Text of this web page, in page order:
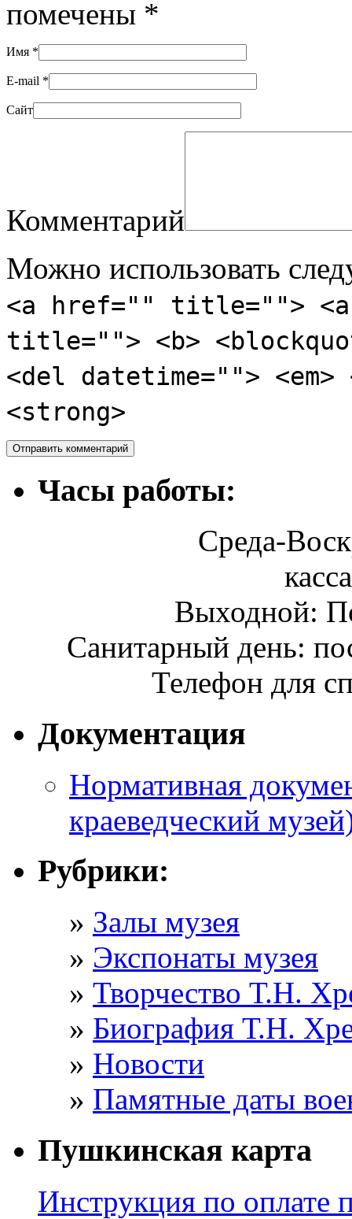
помечены *
Имя *
E-mail *
Сайт
Комментарий
Можно использовать
<a href="" title="">
title=""> <b>
<del datetime="">
<strong>
Часы работы:
Среда-
Выходной:
Санитарный день:
Телефон для
Документация
Нормативная
краеведческий
Рубрики:
Залы музея
Экспонаты музея
Творчество Т.Н.
Биография Т.Н.
Новости
Памятные даты
Пушкинская карта
Инструкция по оплате